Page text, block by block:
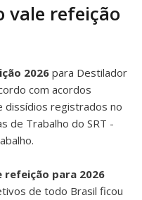
vale refeição
2026 para Destilador
com acordos
dissídios registrados no
de Trabalho do SRT -
refeição para 2026
de todo Brasil ficou